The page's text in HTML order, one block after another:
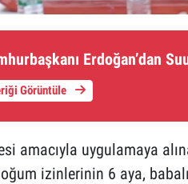
Erdoğan’dan
Görüntüle
amacıyla uygulamaya
izinlerinin 6 aya,